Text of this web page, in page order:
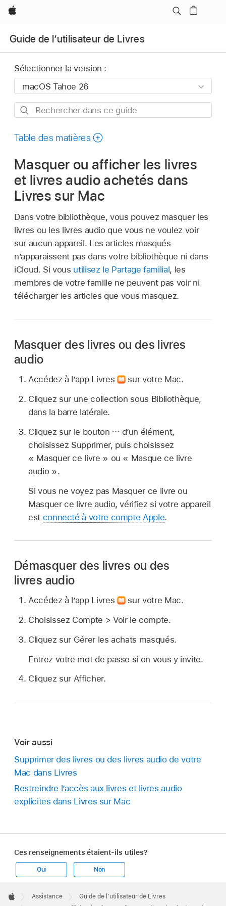
Apple
Guide de l’utilisateur de Livres
Sélectionner la version :
Rechercher
ce
Table des matières
Masquer ou afficher les livres
et livres audio achetés dans
Livres sur Mac
Dans votre bibliothèque, vous pouvez masquer les
livres ou les livres audio que vous ne voulez voir
sur aucun appareil. Les articles masqués
n’apparaissent pas dans votre bibliothèque ni dans
iCloud. Si vous utilisez le Partage familial, les
membres de votre famille ne peuvent pas voir ni
télécharger les articles que vous masquez.
Masquer des livres ou des livres
audio
Accédez à l’app Livres
sur votre Mac.
Cliquez sur une collection sous Bibliothèque,
dans la barre latérale.
Cliquez sur le bouton
d’un élément,
choisissez Supprimer, puis choisissez
« Masquer ce livre » ou « Masque ce livre
audio ».
Si vous ne voyez pas Masquer ce livre ou
Masquer ce livre audio, vérifiez si votre appareil
est connecté à votre compte Apple.
Démasquer des livres ou des
livres audio
Accédez à l’app Livres
sur votre Mac.
Choisissez Compte > Voir le compte.
Cliquez sur Gérer les achats masqués.
Entrez votre mot de passe si on vous y invite.
Cliquez sur Afficher.
Voir aussi
Supprimer des livres ou des livres audio de votre
Mac dans Livres
Restreindre l’accès aux livres et livres audio
explicites dans Livres sur Mac
Ces renseignements étaient-ils utiles?
Oui Non
Footer

Assistance
Guide de l’utilisateur de Livres